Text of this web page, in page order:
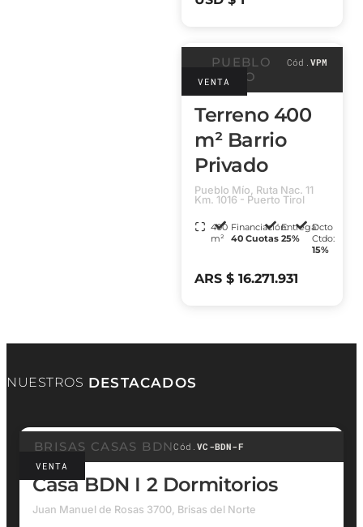
PUEBLO
MÍO
Cód. VPM
VENTA
Terreno 400
m² Barrio
Privado
Pueblo Mío, Ruta Nac. 11
Km. 1016 - Puerto Tirol
400
m²
Financiación:
40 Cuotas
Entrega:
25%
Dcto
Ctdo:
15%
ARS $ 16.271.931
NUESTROS DESTACADOS
BRISAS CASAS BDNCód.VC-BDN-F
VENTA
Casa BDN I 2 Dormitorios
Juan Manuel de Rosas 3700, Brisas del Norte